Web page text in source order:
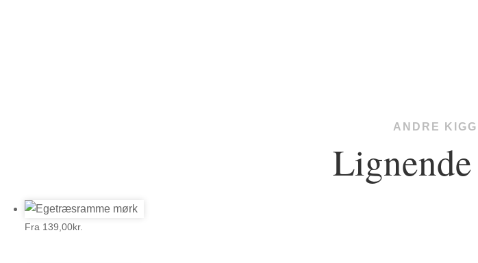
ANDRE
Fra 139,00kr.